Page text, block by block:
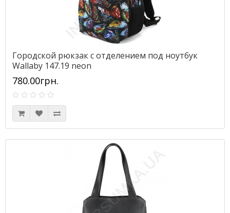
Городской рюкзак с отделением под ноутбук
Wallaby 147.19 neon
780.00грн.